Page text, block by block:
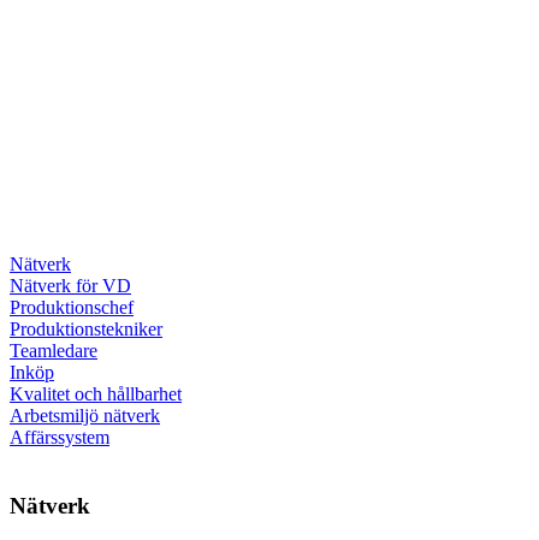
Nätverk
Nätverk för VD
Produktionschef
Produktionstekniker
Teamledare
Inköp
Kvalitet och hållbarhet
Arbetsmiljö nätverk
Affärssystem
Nätverk